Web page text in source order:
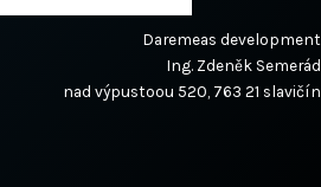
Daremeas development
Ing. Zdeněk Semerád
nad výpustoou 520, 763 21 slavičín